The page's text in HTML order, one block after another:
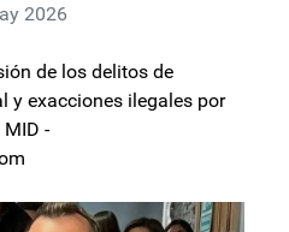
2026
de los delitos de
y exacciones ilegales por
-